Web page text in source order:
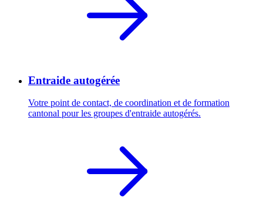
Entraide autogérée
Votre point de contact, de coordination et de formation
cantonal pour les groupes d'entraide autogérés.